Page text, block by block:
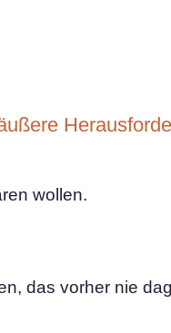
wollen.
das vorher nie